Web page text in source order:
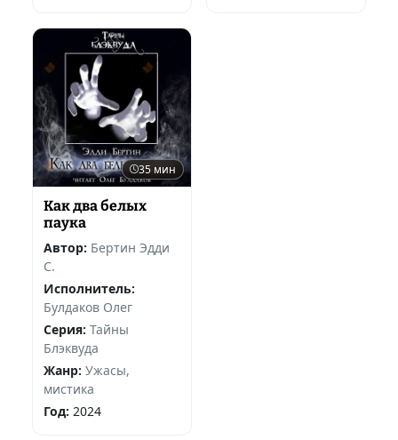
35 мин
Как два белых
паука
Автор: Бертин Эдди
С.
Исполнитель:
Булдаков Олег
Серия: Тайны
Блэквуда
Жанр: Ужасы,
мистика
Год: 2024